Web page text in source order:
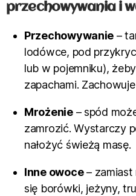
przechowywania i
Przechowywanie –
lodówce, pod
lub w pojemniku),
zapachami.
Mrożenie– spód
zamrozić. Wystarczy
nałożyć świeżą masę.
Inne owoce– zamiast
się borówki, jeżyny,